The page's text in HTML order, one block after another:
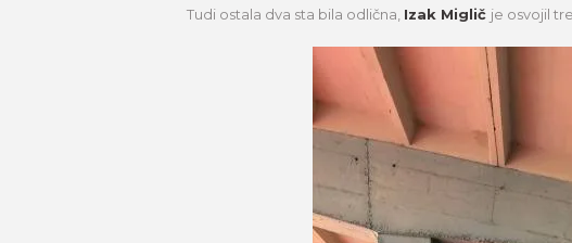
Tudi ostala dva sta bila odlična, Izak Miglič je osvojil